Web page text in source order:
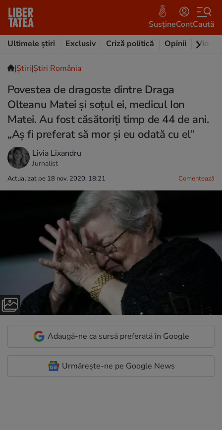
SusțineContCaută
Ultimele știri
Exclusiv Criză politică Opinii Video
|Ştiri|Știri România
Povestea de dragoste dintre Draga
Olteanu Matei și soțul ei, medicul Ion
Matei. Au fost căsătoriți timp de 44 de ani.
„Aş fi preferat să mor şi eu odată cu el”
Livia Lixandru
Jurnalist
Actualizat pe 18 nov. 2020, 18:21 Comentează
Adaugă-ne ca sursă preferată în Google
Urmărește-ne pe Google News